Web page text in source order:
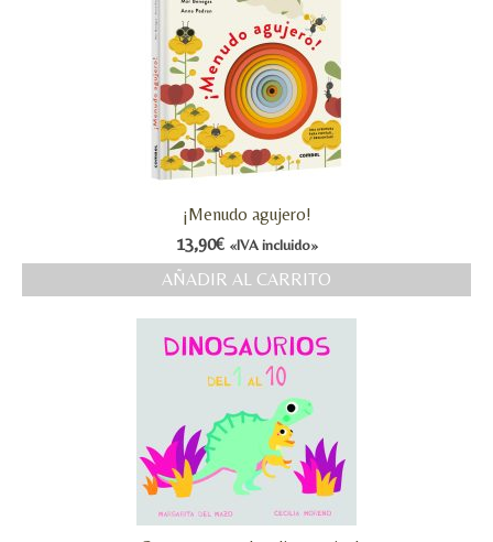
¡Menudo agujero!
13,90€ «IVA incluido»
AÑADIR AL CARRITO